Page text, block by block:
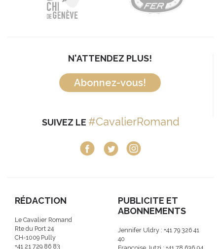
N'ATTENDEZ PLUS!
Abonnez-vous!
SUIVEZ LE #CavalierRomand
RÉDACTION
Le Cavalier Romand
Rte du Port 24
CH-1009 Pully
+41 21 729 86 83
PUBLICITE ET
ABONNEMENTS
Jennifer Uldry : +41 79 326 41
40